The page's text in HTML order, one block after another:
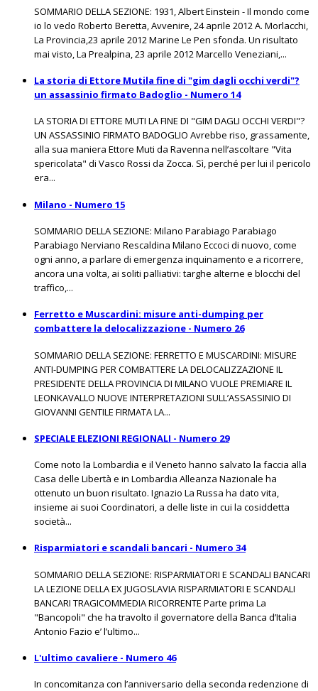
SOMMARIO DELLA SEZIONE: 1931, Albert Einstein - Il mondo come
io lo vedo Roberto Beretta, Avvenire, 24 aprile 2012 A. Morlacchi,
La Provincia,23 aprile 2012 Marine Le Pen sfonda. Un risultato
mai visto, La Prealpina, 23 aprile 2012 Marcello Veneziani,...
La storia di Ettore Mutila fine di "gim dagli occhi verdi"?
un assassinio firmato Badoglio - Numero 14
LA STORIA DI ETTORE MUTI LA FINE DI "GIM DAGLI OCCHI VERDI"?
UN ASSASSINIO FIRMATO BADOGLIO Avrebbe riso, grassamente,
alla sua maniera Ettore Muti da Ravenna nell’ascoltare "Vita
spericolata" di Vasco Rossi da Zocca. Sì, perché per lui il pericolo
era...
Milano - Numero 15
SOMMARIO DELLA SEZIONE: Milano Parabiago Parabiago
Parabiago Nerviano Rescaldina Milano Eccoci di nuovo, come
ogni anno, a parlare di emergenza inquinamento e a ricorrere,
ancora una volta, ai soliti palliativi: targhe alterne e blocchi del
traffico,...
Ferretto e Muscardini: misure anti-dumping per
combattere la delocalizzazione - Numero 26
SOMMARIO DELLA SEZIONE: FERRETTO E MUSCARDINI: MISURE
ANTI-DUMPING PER COMBATTERE LA DELOCALIZZAZIONE IL
PRESIDENTE DELLA PROVINCIA DI MILANO VUOLE PREMIARE IL
LEONKAVALLO NUOVE INTERPRETAZIONI SULL’ASSASSINIO DI
GIOVANNI GENTILE FIRMATA LA...
SPECIALE ELEZIONI REGIONALI - Numero 29
Come noto la Lombardia e il Veneto hanno salvato la faccia alla
Casa delle Libertà e in Lombardia Alleanza Nazionale ha
ottenuto un buon risultato. Ignazio La Russa ha dato vita,
insieme ai suoi Coordinatori, a delle liste in cui la cosiddetta
società...
Risparmiatori e scandali bancari - Numero 34
SOMMARIO DELLA SEZIONE: RISPARMIATORI E SCANDALI BANCARI
LA LEZIONE DELLA EX JUGOSLAVIA RISPARMIATORI E SCANDALI
BANCARI TRAGICOMMEDIA RICORRENTE Parte prima La
"Bancopoli" che ha travolto il governatore della Banca d’Italia
Antonio Fazio e’ l’ultimo...
L'ultimo cavaliere - Numero 46
In concomitanza con l’anniversario della seconda redenzione di